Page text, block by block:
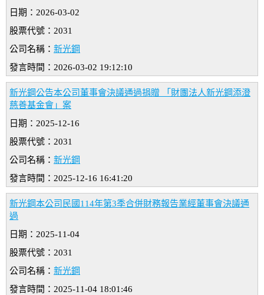
日期：2026-03-02
股票代號：2031
公司名稱： 新光鋼
發言時間：2026-03-02 19:12:10
新光鋼公告本公司董事會決議通過捐贈 「財團法人新光鋼添澄
慈善基金會」案
日期：2025-12-16
股票代號：2031
公司名稱： 新光鋼
發言時間：2025-12-16 16:41:20
新光鋼本公司民國114年第3季合併財務報告業經董事會決議通
過
日期：2025-11-04
股票代號：2031
公司名稱： 新光鋼
發言時間：2025-11-04 18:01:46